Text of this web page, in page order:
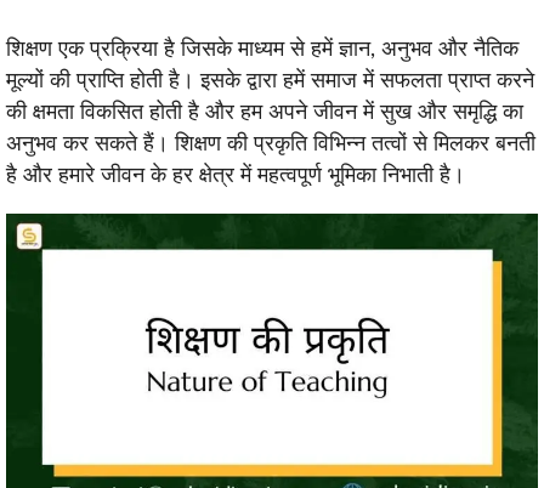
शिक्षण एक प्रक्रिया है जिसके माध्यम से हमें ज्ञान, अनुभव और नैतिक
मूल्यों की प्राप्ति होती है। इसके द्वारा हमें समाज में सफलता प्राप्त करने
की क्षमता विकसित होती है और हम अपने जीवन में सुख और समृद्धि का
अनुभव कर सकते हैं। शिक्षण की प्रकृति विभिन्न तत्वों से मिलकर बनती
है और हमारे जीवन के हर क्षेत्र में महत्वपूर्ण भूमिका निभाती है।